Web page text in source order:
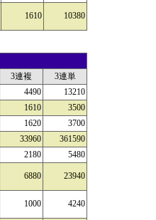
1610 10380
3連複
3連単
4490
13210
1610
3500
1620
3700
33960
361590
2180 5480
6880 23940
1000 4240